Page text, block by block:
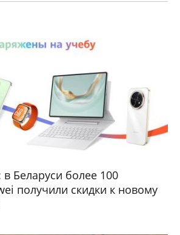
Беларуси более 100
получили скидки к новому